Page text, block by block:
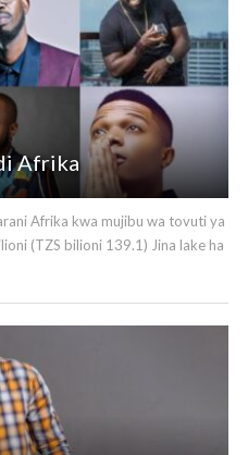
Afrika
Afrika kwa mujibu wa tovuti ya
(TZS bilioni 139.1) Jina lake ha